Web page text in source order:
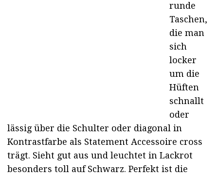
runde
Taschen,
die man
sich
locker
um die
Hüften
schnallt
oder
lässig über die Schulter oder diagonal in
Kontrastfarbe als Statement Accessoire cross
trägt. Sieht gut aus und leuchtet in Lackrot
besonders toll auf Schwarz. Perfekt ist die